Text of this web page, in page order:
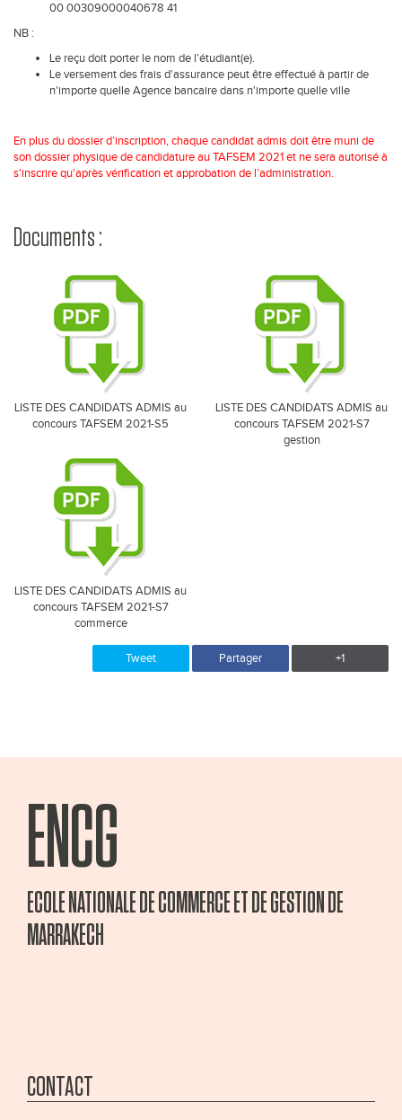
00 00309000040678 41
NB :
Le reçu doit porter le nom de l'étudiant(e).
Le versement des frais d'assurance peut être effectué à partir de
n'importe quelle Agence bancaire dans n'importe quelle ville
En plus du dossier d’inscription, chaque candidat admis doit être muni de
son dossier physique de candidature au TAFSEM 2021 et ne sera autorisé à
s'inscrire qu'après vérification et approbation de l’administration.
Documents :
LISTE DES CANDIDATS ADMIS au
concours TAFSEM 2021-S5
LISTE DES CANDIDATS ADMIS au
concours TAFSEM 2021-S7
gestion
LISTE DES CANDIDATS ADMIS au
concours TAFSEM 2021-S7
commerce
Tweet Partager +1
ENCG
ECOLE NATIONALE DE COMMERCE ET DE GESTION DE
MARRAKECH
CONTACT